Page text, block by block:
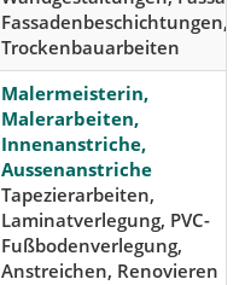
Fassadenbeschichtungen,
Trockenbauarbeiten
Malermeisterin,
Malerarbeiten,
Innenanstriche,
Aussenanstriche
Tapezierarbeiten,
Laminatverlegung, PVC-
Fußbodenverlegung,
Anstreichen, Renovieren